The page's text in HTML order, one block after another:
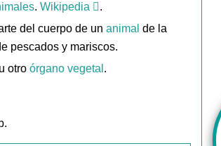
. Wikipedia
.
del cuerpo de un animal de la
pescados y mariscos.
u otro órgano vegetal .